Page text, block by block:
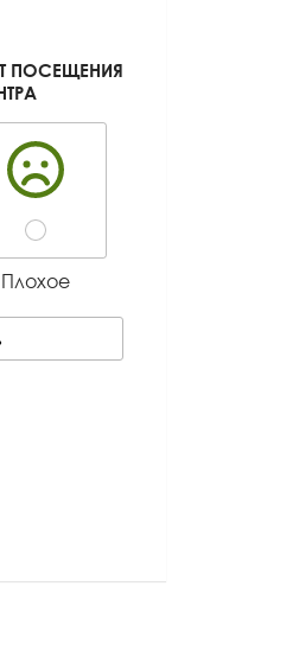
ПОСЕЩЕНИЯ
Плохое